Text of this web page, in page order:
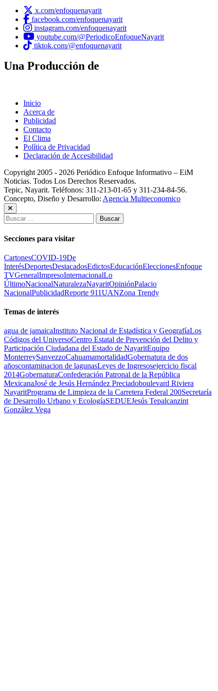
x.com/enfoquenayarit
facebook.com/enfoquenayarit
instagram.com/enfoquenayarit
youtube.com/@PeriodicoEnfoqueNayarit
tiktok.com/@enfoquenayarit
Una Producción de
Inicio
Acerca de
Publicidad
Contacto
El Clima
Política de Privacidad
Declaración de Accesibilidad
Copyright 2005 - 2026 Periódico Enfoque Informativo – EiM
Noticias. Todos Los Derechos Reservados.
Tepic, Nayarit. Teléfonos: 311-213-01-65 y 311-234-84-56.
Concepto, Diseño y Desarrollo: Agencia Multieconomico
Buscar:
Secciones para visitar
CartonesCOVID-19De
InterésDeportesDestacadosEdictosEducaciónEleccionesEnfoque
TVGeneralImpresoInternacionalLo
ÚltimoNacionalNaturalezaNayaritOpiniónPalacio
NacionalPublicidadReporte 911UANZona Trendy
Temas de interés
agua de jamaicaInstituto Nacional de Estadística y GeografíaLos
Códigos del UniversoCentro Estatal de Prevención del Delito y
Participación Ciudadana del Estado de NayaritEquipo
MonterreySanvezzoCahuamamortalidadGobernatura de dos
añoscontaminacion de lagunasLeyes de Ingresosejercicio fiscal
2014GobernaturaConfederación Patronal de la República
MexicanaJosé de Jesús Hernández Preciadoboulevard Riviera
NayaritPrograma de Limpieza de la Carretera Federal 200Secretaría
de Desarrollo Urbano y EcologíaSEDUEJesús Tepalcanzint
González Vega